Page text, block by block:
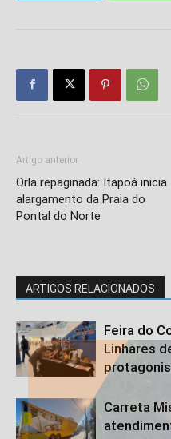
Artigo anterior
Orla repaginada: Itapoá inicia
alargamento da Praia do
Pontal do Norte
ARTIGOS RELACIONADOS
Feira do
Linhares
Carreta